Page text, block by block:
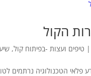
הקול
| טיפים ועצות -בפיתוח קול,
פלאי הטכנולוגיה נרתמים